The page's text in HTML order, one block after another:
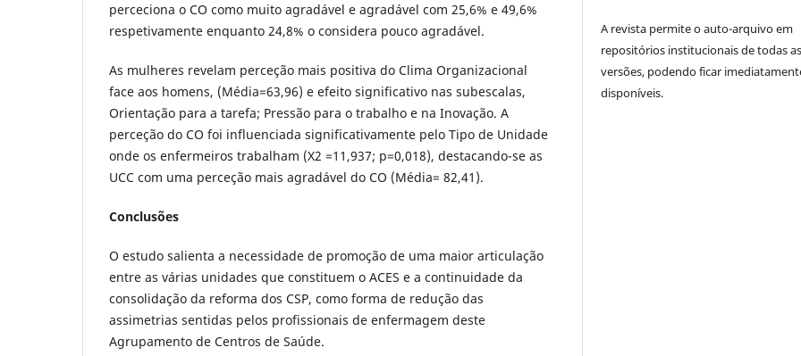
perceciona o CO como muito agradável e agradável com 25,6% e 49,6%
respetivamente enquanto 24,8% o considera pouco agradável.
As mulheres revelam perceção mais positiva do Clima Organizacional
face aos homens, (Média=63,96) e efeito significativo nas subescalas,
Orientação para a tarefa; Pressão para o trabalho e na Inovação. A
perceção do CO foi influenciada significativamente pelo Tipo de Unidade
onde os enfermeiros trabalham (X2 =11,937; p=0,018), destacando-se as
UCC com uma perceção mais agradável do CO (Média= 82,41).
Conclusões
O estudo salienta a necessidade de promoção de uma maior articulação
entre as várias unidades que constituem o ACES e a continuidade da
consolidação da reforma dos CSP, como forma de redução das
assimetrias sentidas pelos profissionais de enfermagem deste
Agrupamento de Centros de Saúde.
A revista permite o auto-arquivo em
repositórios institucionais de todas as
versões, podendo ficar
disponíveis.